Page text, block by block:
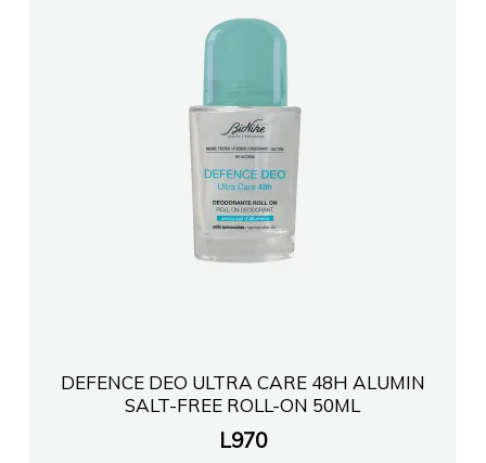
DEFENCE DEO ULTRA CARE 48H ALUMIN
SALT-FREE ROLL-ON 50ML
L970